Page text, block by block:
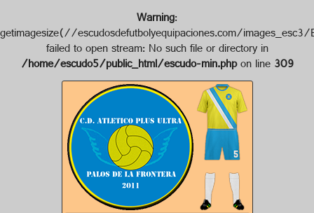
Warning:
getimagesize(//escudosdefutbolyequipaciones.com/
failed to open stream: No such file or directory in
/home/escudo5/public_html/escudo-min.phpon line309